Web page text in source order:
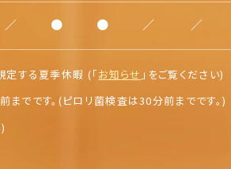
／ ● ● ／ ／
定する夏季休暇 (「お知らせ 」をご覧ください)
でです。 (ピロリ菌検査は30分前までです。)